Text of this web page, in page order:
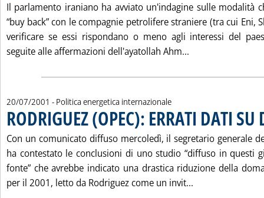
Il parlamento iraniano ha avviato un'indagine sulle modalità
“buy back” con le compagnie petrolifere straniere (tra cui Eni,
verificare se essi rispondano o meno agli interessi del
seguite alle affermazioni dell'ayatollah Ahm...
20/07/2001 - Politica energetica internazionale
RODRIGUEZ (OPEC): ERRATI DATI
Con un comunicato diffuso mercoledì, il segretario generale
ha contestato le conclusioni di uno studio “diffuso in questi
fonte” che avrebbe indicato una drastica riduzione della
per il 2001, letto da Rodriguez come un invit...